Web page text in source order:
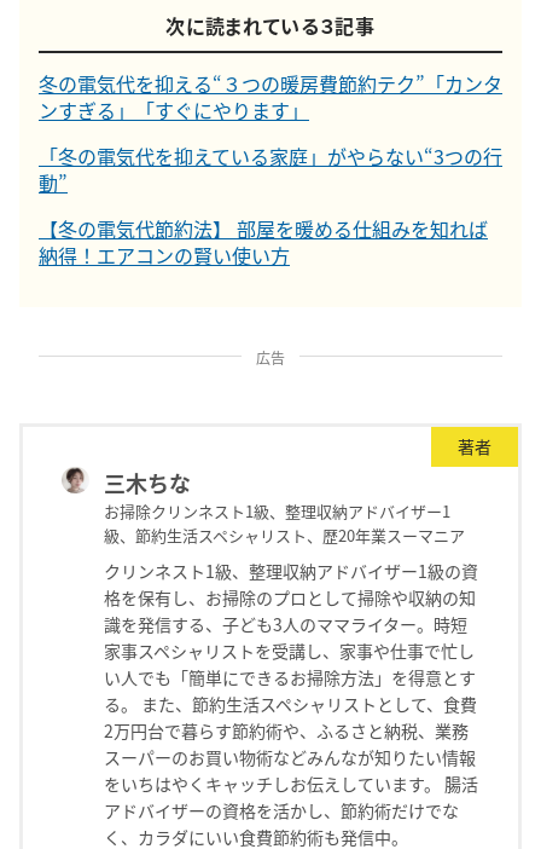
次に読まれている３記事
冬の電気代を抑える“３つの暖房費節約テク”「カンタ
ンすぎる」「すぐにやります」
「冬の電気代を抑えている家庭」がやらない“3つの行
動”
【冬の電気代節約法】 部屋を暖める仕組みを知れば
納得！エアコンの賢い使い方
広告
著者
三木ちな
お掃除クリンネスト1級、整理収納アドバイザー1
級、節約生活スペシャリスト、歴20年業スーマニア
クリンネスト1級、整理収納アドバイザー1級の資
格を保有し、お掃除のプロとして掃除や収納の知
識を発信する、子ども3人のママライター。時短
家事スペシャリストを受講し、家事や仕事で忙し
い人でも「簡単にできるお掃除方法」を得意とす
る。 また、節約生活スペシャリストとして、食費
2万円台で暮らす節約術や、ふるさと納税、業務
スーパーのお買い物術などみんなが知りたい情報
をいちはやくキャッチしお伝えしています。 腸活
アドバイザーの資格を活かし、節約術だけでな
く、カラダにいい食費節約術も発信中。